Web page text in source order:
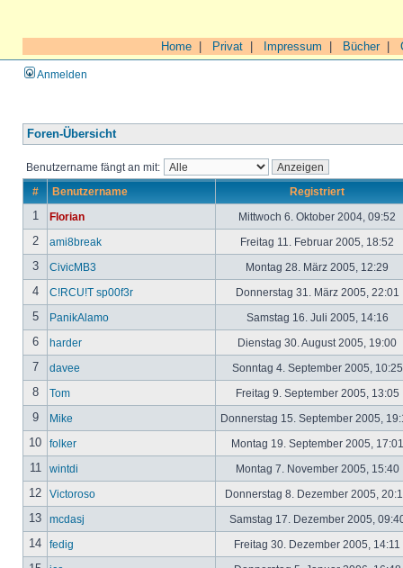
Home Privat Impressum Bücher|
Anmelden
Foren-Übersicht
Benutzername fängt an mit:
# Benutzername Registriert
1 Florian Mittwoch 6. Oktober 2004, 09:52
2 ami8break Freitag 11. Februar 2005, 18:52
3 CivicMB3 Montag 28. März 2005, 12:29
4 C!RCU!T sp00f3r Donnerstag 31. März 2005, 22:01
5 PanikAlamo Samstag 16. Juli 2005, 14:16
6 harder Dienstag 30. August 2005, 19:00
7 davee Sonntag 4. September 2005,
8 Tom Freitag 9. September 2005, 13:05
9 Mike Donnerstag 15. September 2005,
10 folker Montag 19. September 2005,
11 wintdi Montag 7. November 2005, 15:40
12 Victoroso Donnerstag 8. Dezember 2005,
13 mcdasj Samstag 17. Dezember 2005,
14 fedig Freitag 30. Dezember 2005, 14:11